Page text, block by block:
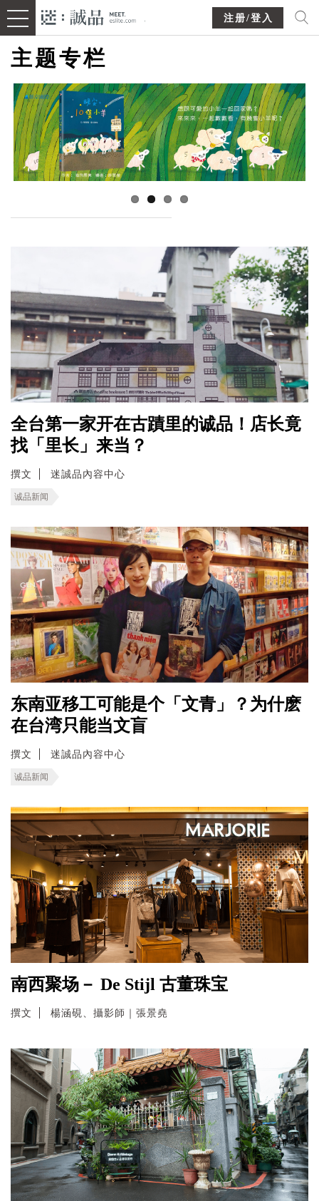
注册/登入
主题专栏
全台第一家开在古蹟里的诚品！店长竟
找「里长」来当？
撰文 迷誠品內容中心
诚品新闻
东南亚移工可能是个「文青」？为什麽
在台湾只能当文盲
撰文 迷誠品內容中心
诚品新闻
南西聚场－ De Stijl 古董珠宝
撰文 楊涵硯、攝影師｜張景堯